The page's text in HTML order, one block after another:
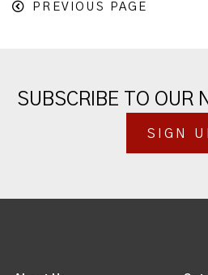
PREVIOUS PAGE
SUBSCRIBE TO OUR
SIGN